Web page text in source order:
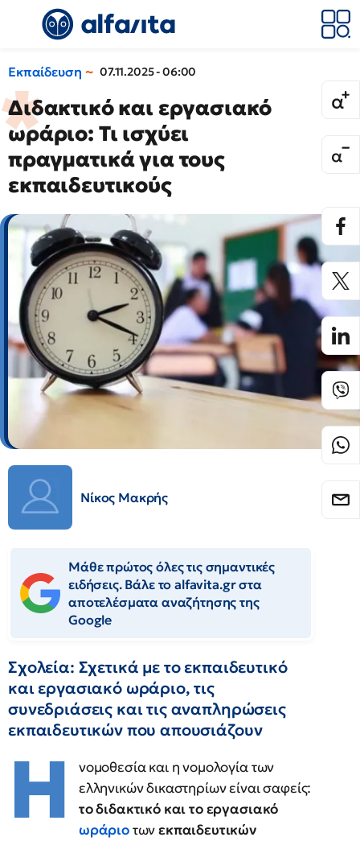
Εκπαίδευση 07.11.2025 - 06:00
Διδακτικό και εργασιακό
ωράριο: Τι ισχύει
πραγματικά για τους
εκπαιδευτικούς
Νίκος Μακρής
Μάθε πρώτος όλες τις σημαντικές
ειδήσεις. Βάλε το alfavita.gr στα
αποτελέσματα αναζήτησης της
Google
Σχολεία: Σχετικά με το εκπαιδευτικό
και εργασιακό ωράριο, τις
συνεδριάσεις και τις αναπληρώσεις
εκπαιδευτικών που απουσιάζουν
Η
νομοθεσία και η νομολογία των
ελληνικών δικαστηρίων είναι σαφείς:
το διδακτικό και το εργασιακό
ωράριοτωνεκπαιδευτικών